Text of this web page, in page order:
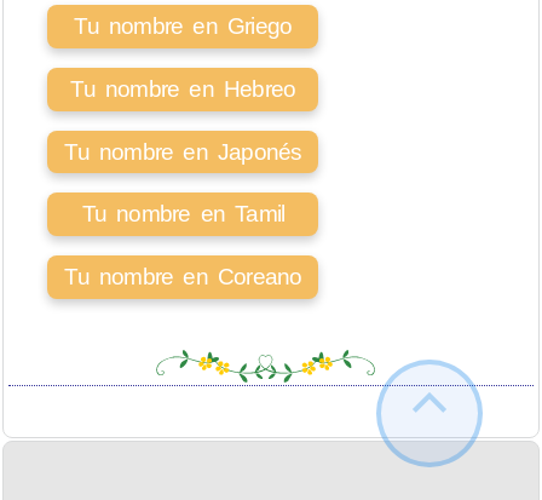
Tu nombre en Griego
Tu nombre en Hebreo
Tu nombre en Japonés
Tu nombre en Tamil
Tu nombre en Coreano